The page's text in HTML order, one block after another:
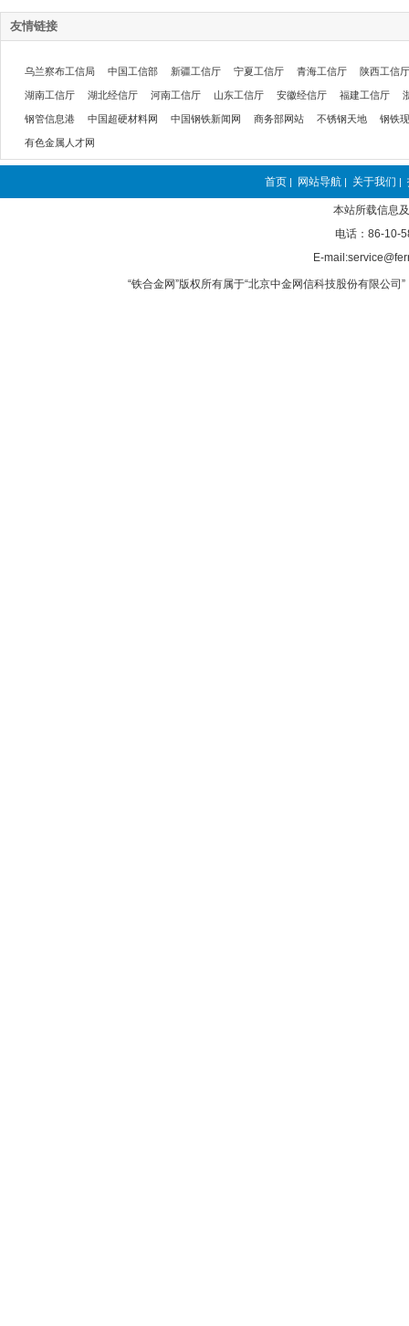
友情链接
乌兰察布工信局 中国工信部 新疆工信厅 宁夏工信厅 青海工信厅 陕西工信厅
湖南工信厅 湖北经信厅 河南工信厅 山东工信厅 安徽经信厅 福建工信厅
钢管信息港 中国超硬材料网 中国钢铁新闻网 商务部网站 不锈钢天地 钢铁
有色金属人才网
首页 | 网站导航 | 关于我们 |
本站所载信息
电话：86-10-
E-
“铁合金网”版权所有属于“北京中金网信科技股份有限公司